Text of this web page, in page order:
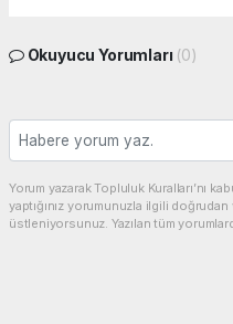
Okuyucu Yorumları (0)
Yorum yazarak Topluluk Kuralları’nı
yaptığınız yorumunuzla ilgili
üstleniyorsunuz. Yazılan tüm